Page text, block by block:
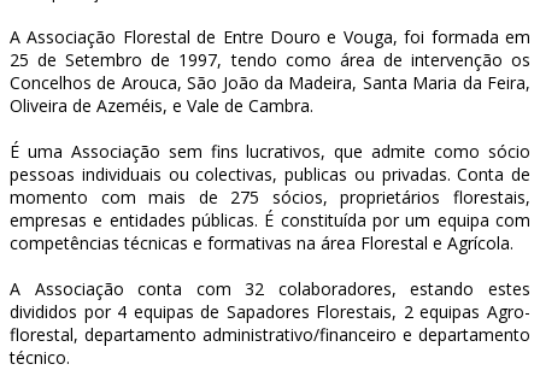
A Associação Florestal de Entre Douro e Vouga, foi formada em
25 de Setembro de 1997, tendo como área de intervenção os
Concelhos de Arouca, São João da Madeira, Santa Maria da Feira,
Oliveira de Azeméis, e Vale de Cambra.
É uma Associação sem fins lucrativos, que admite como sócio
pessoas individuais ou colectivas, publicas ou privadas. Conta de
momento com mais de 275 sócios, proprietários florestais,
empresas e entidades públicas. É constituída por um equipa com
competências técnicas e formativas na área Florestal e Agrícola.
A Associação conta com 32 colaboradores, estando estes
divididos por 4 equipas de Sapadores Florestais, 2 equipas Agro-
florestal, departamento administrativo/financeiro e departamento
técnico.